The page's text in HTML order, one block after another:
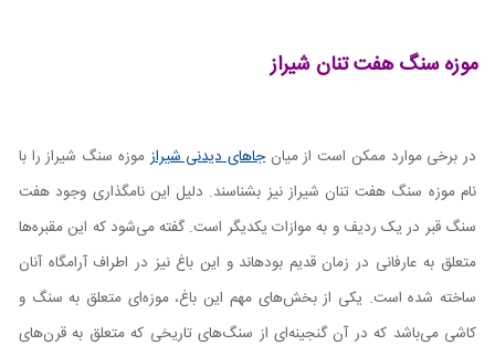
موزه سنگ هفت تنان شیراز
در برخی موارد ممکن است از میان جاهای دیدنی شیراز موزه سنگ شیراز را با
نام موزه سنگ هفت تنان شیراز نیز بشناسند. دلیل این نامگذاری وجود هفت
سنگ قبر در یک ردیف و به موازات یکدیگر است. گفته می‌شود که این مقبره‌ها
متعلق به عارفانی در زمان قدیم بودهاند و این باغ نیز در اطراف آرامگاه آنان
ساخته شده است. یکی از بخش‌های مهم این باغ، موزه‌ای متعلق به سنگ و
کاشی می‌باشد که در آن گنجینه‌ای از سنگ‌های تاریخی که متعلق به قرن‌های